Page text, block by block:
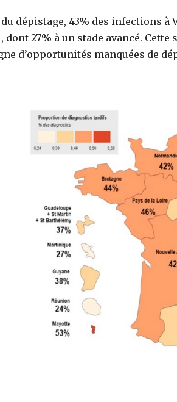
dépistage, 43% des infections à
dont 27% à un stade avancé.
d’opportunités manquées de